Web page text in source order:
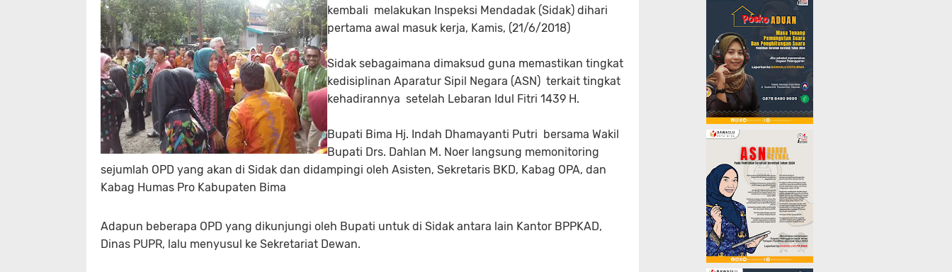
kembali melakukan Inspeksi Mendadak (Sidak) dihari
pertama awal masuk kerja, Kamis, (21/6/2018)
Sidak sebagaimana dimaksud guna memastikan tingkat
kedisiplinan Aparatur Sipil Negara (ASN) terkait tingkat
kehadirannya setelah Lebaran Idul Fitri 1439 H.
Bupati Bima Hj. Indah Dhamayanti Putri bersama Wakil
Bupati Drs. Dahlan M. Noer langsung memonitoring
sejumlah OPD yang akan di Sidak dan didampingi oleh Asisten, Sekretaris BKD, Kabag OPA, dan
Kabag Humas Pro Kabupaten Bima
Adapun beberapa OPD yang dikunjungi oleh Bupati untuk di Sidak antara lain Kantor BPPKAD,
Dinas PUPR, lalu menyusul ke Sekretariat Dewan.